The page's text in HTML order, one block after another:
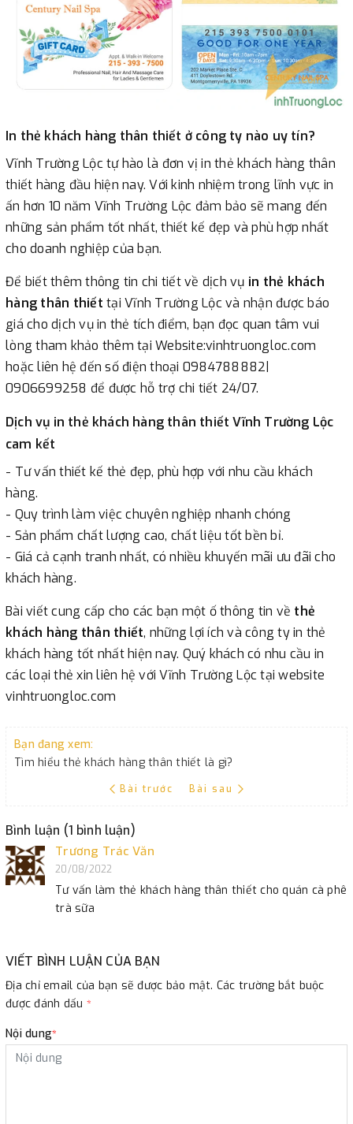
In thẻ khách hàng thân thiết ở công ty nào uy tín?
Vĩnh Trường Lộc tự hào là đơn vị in thẻ khách hàng thân
thiết hàng đầu hiện nay. Với kinh nhiệm trong lĩnh vực in
ấn hơn 10 năm Vĩnh Trường Lộc đảm bảo sẽ mang đến
những sản phẩm tốt nhất, thiết kế đẹp và phù hợp nhất
cho doanh nghiệp của bạn.
Để biết thêm thông tin chi tiết về dịch vụ in thẻ khách
hàng thân thiết tại Vĩnh Trường Lộc và nhận được báo
giá cho dịch vụ in thẻ tích điểm, bạn đọc quan tâm vui
lòng tham khảo thêm tại Website:vinhtruongloc.com
hoặc liên hệ đến số điện thoại 0984788882|
0906699258 để được hỗ trợ chi tiết 24/07.
Dịch vụ in thẻ khách hàng thân thiết Vĩnh Trường Lộc
cam kết
- Tư vấn thiết kế thẻ đẹp, phù hợp với nhu cầu khách
hàng.
- Quy trình làm việc chuyên nghiệp nhanh chóng
- Sản phẩm chất lượng cao, chất liệu tốt bền bỉ.
- Giá cả cạnh tranh nhất, có nhiều khuyến mãi ưu đãi cho
khách hàng.
Bài viết cung cấp cho các bạn một ố thông tin về thẻ
khách hàng thân thiết, những lợi ích và công ty in thẻ
khách hàng tốt nhất hiện nay. Quý khách có nhu cầu in
các loại thẻ xin liên hệ với Vĩnh Trường Lộc tại website
vinhtruongloc.com
Bạn đang xem:
Tìm hiểu thẻ khách hàng thân thiết là gì?
Bài trước Bài sau
Bình luận (1 bình luận)
Trương Trác Văn
20/08/2022
Tư vấn làm thẻ khách hàng thân thiết cho quán cà phê
trà sữa
VIẾT BÌNH LUẬN CỦA BẠN
Địa chỉ email của bạn sẽ được bảo mật. Các trường bắt buộc
được đánh dấu *
Nội dung*